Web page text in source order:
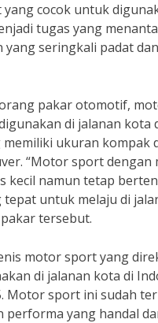
cocok untuk
tugas yang
yang seringkali padat
pakar otomotif,
di jalanan kota
memiliki ukuran kompak
“Motor sport dengan
kecil namun tetap
tepat untuk melaju di
tersebut.
motor sport yang
di jalanan kota di
Motor sport ini sudah
performa yang handal